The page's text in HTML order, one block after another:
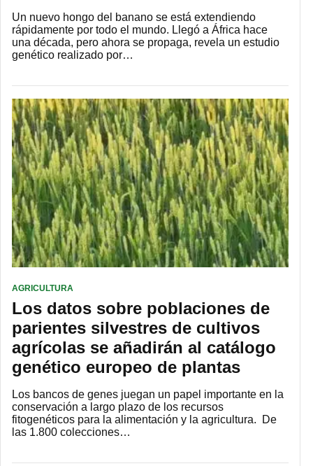
Un nuevo hongo del banano se está extendiendo
rápidamente por todo el mundo. Llegó a África hace
una década, pero ahora se propaga, revela un estudio
genético realizado por…
AGRICULTURA
Los datos sobre poblaciones de
parientes silvestres de cultivos
agrícolas se añadirán al catálogo
genético europeo de plantas
Los bancos de genes juegan un papel importante en la
conservación a largo plazo de los recursos
fitogenéticos para la alimentación y la agricultura. De
las 1.800 colecciones…